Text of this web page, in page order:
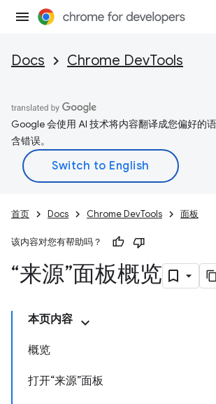
Docs Chrome DevTools
Google 会使用 AI 技术将内容翻译成您偏好的
含错误。
首页 Docs Chrome DevTools 面板
该内容对您有帮助吗？
“来源”面板概览
本页内容
概览
打开“来源”面板